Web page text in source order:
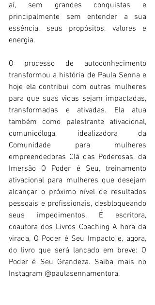
aí, sem grandes conquistas e
principalmente sem entender a sua
essência, seus propósitos, valores e
energia.
O processo de autoconhecimento
transformou a história de Paula Senna e
hoje ela contribui com outras mulheres
para que suas vidas sejam impactadas,
transformadas e ativadas. Ela atua
também como palestrante ativacional,
comunicóloga, idealizadora da
Comunidade para mulheres
empreendedoras Clã das Poderosas, da
Imersão O Poder é Seu, treinamento
ativacional para mulheres que desejam
alcançar o próximo nível de resultados
pessoais e profissionais, desbloqueando
seus impedimentos. É escritora,
coautora dos Livros Coaching A hora da
virada, O Poder é Seu Impacto e, agora,
do livro que será lançado em breve: O
Poder é Seu Grandeza. Saiba mais no
Instagram @paulasennamentora.